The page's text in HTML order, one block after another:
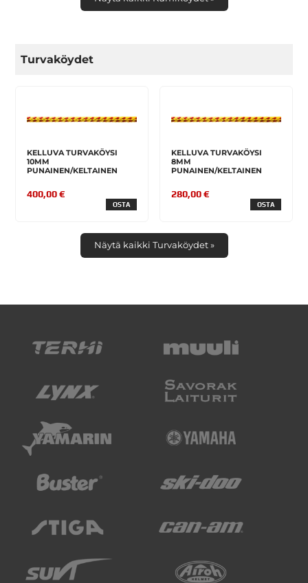
Turvaköydet
KELLUVA TURVAKÖYSI
10MM
PUNAINEN/KELTAINEN
400,00 €
OSTA
KELLUVA TURVAKÖYSI
8MM
PUNAINEN/KELTAINEN
280,00 €
OSTA
Näytä kaikki Turvaköydet »